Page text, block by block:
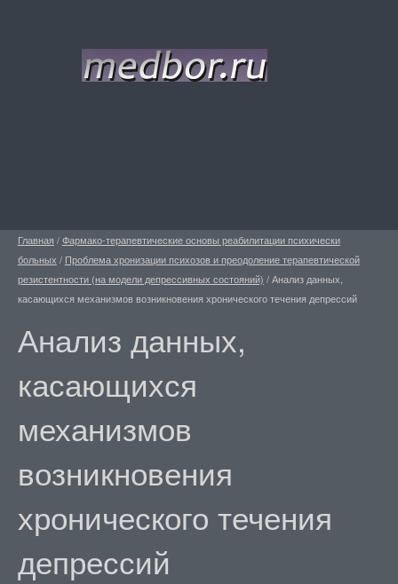
Главная /Фармако-терапевтические основы реабилитации психически
больных / Проблема хронизации психозов и преодоление терапевтической
резистентности (на модели депрессивных состояний) /Анализ данных,
касающихся механизмов возникновения хронического течения депрессий
Анализ данных,
касающихся
механизмов
возникновения
хронического течения
депрессий